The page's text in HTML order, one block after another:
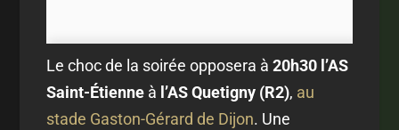
Le choc de la soirée opposera à20h30 l’AS
Saint-Étienne à l’AS Quetigny (R2), au
stade Gaston-Gérard de Dijon. Une